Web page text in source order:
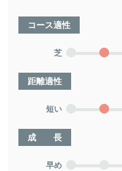
コース適性
芝
距離適性
短い
成 長
早め